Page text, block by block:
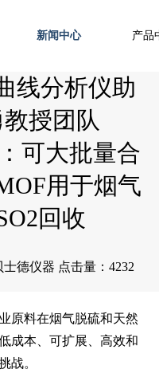
新闻中心 产品
线分析仪助
授团队
可大批量合
用于烟气
回收
德仪器 点击量：4232
原料在烟气脱硫和天然
成本、可扩展、高效和
战。